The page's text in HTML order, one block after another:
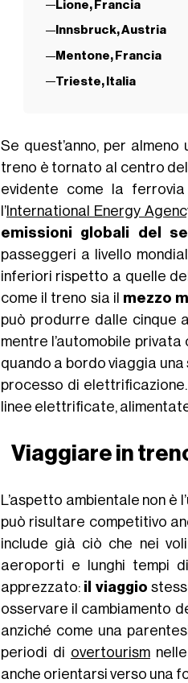
Lione, Francia
Innsbruck, Austria
Mentone, Francia
Trieste, Italia
Se quest’anno, per
treno è tornato al centro
evidente come la
l’International Energy
emissioni globali del
passeggeri a livello
inferiori rispetto a quelle del
come il treno sia il mezzo
può produrre dalle cinque
mentre l’automobile
quando a bordo viaggia
processo di
linee elettrificate,
Viaggiare in
L’aspetto ambientale non è
può risultare competitivo
include già ciò che nei
aeroporti e lunghi tempi
apprezzato: il viaggio
osservare il cambiamento
anziché come una
periodi di overtourism
anche orientarsi verso una